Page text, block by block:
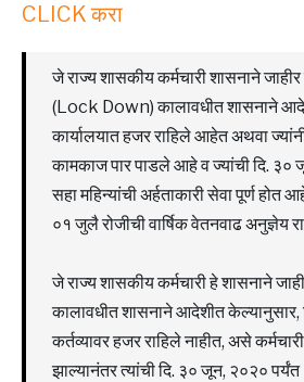
CLICK करा
जे राज्य शासकीय कर्मचारी शासनाने
(Lock Down) कालावधीत शासनाने
कार्यालयात हजर राहिले आहेत अथवा
कामकाज पार पाडले आहे व ज्यांची दि. ३०
सहा महिन्यांची अर्हताकारी सेवा पूर्ण होत
०१ जुलै रोजीची वार्षिक वेतनवाढ अनुज्ञेय
जे राज्य शासकीय कर्मचारी हे शासनाने
कालावधीत शासनाने आदेशीत केल्यानुसार,
कर्तव्यावर हजर राहिले नाहीत, असे
झाल्यानंतर त्यांची दि. ३० जून, २०२० पर्यंत